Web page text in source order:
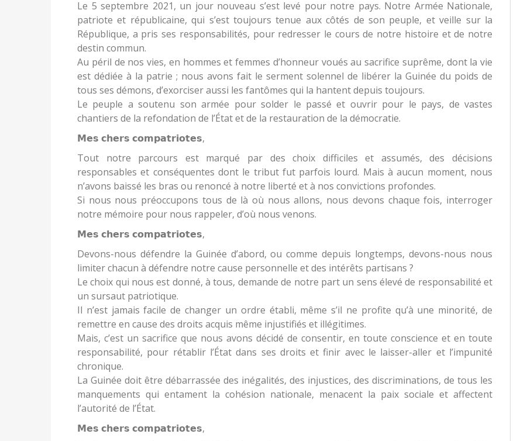
Le 5 septembre 2021, un jour nouveau s’est levé pour notre pays. Notre Armée Nationale,
patriote et républicaine, qui s’est toujours tenue aux côtés de son peuple, et veille sur la
République, a pris ses responsabilités, pour redresser le cours de notre histoire et de notre
destin commun.
Au péril de nos vies, en hommes et femmes d’honneur voués au sacrifice suprême, dont la vie
est dédiée à la patrie ; nous avons fait le serment solennel de libérer la Guinée du poids de
tous ses démons, d’exorciser aussi les fantômes qui la hantent depuis toujours.
Le peuple a soutenu son armée pour solder le passé et ouvrir pour le pays, de vastes
chantiers de la refondation de l’État et de la restauration de la démocratie.
𝗠𝗲𝘀 𝗰𝗵𝗲𝗿𝘀 𝗰𝗼𝗺𝗽𝗮𝘁𝗿𝗶𝗼𝘁𝗲𝘀,
Tout notre parcours est marqué par des choix difficiles et assumés, des décisions
responsables et conséquentes dont le tribut fut parfois lourd. Mais à aucun moment, nous
n’avons baissé les bras ou renoncé à notre liberté et à nos convictions profondes.
Si nous nous préoccupons tous de là où nous allons, nous devons chaque fois, interroger
notre mémoire pour nous rappeler, d’où nous venons.
𝗠𝗲𝘀 𝗰𝗵𝗲𝗿𝘀 𝗰𝗼𝗺𝗽𝗮𝘁𝗿𝗶𝗼𝘁𝗲𝘀,
Devons-nous défendre la Guinée d’abord, ou comme depuis longtemps, devons-nous nous
limiter chacun à défendre notre cause personnelle et des intérêts partisans ?
Le choix qui nous est donné, à tous, demande de notre part un sens élevé de responsabilité et
un sursaut patriotique.
Il n’est jamais facile de changer un ordre établi, même s’il ne profite qu’à une minorité, de
remettre en cause des droits acquis même injustifiés et illégitimes.
Mais, c’est un sacrifice que nous avons décidé de consentir, en toute conscience et en toute
responsabilité, pour rétablir l’État dans ses droits et finir avec le laisser-aller et l’impunité
chronique.
La Guinée doit être débarrassée des inégalités, des injustices, des discriminations, de tous les
manquements qui entament la cohésion nationale, menacent la paix sociale et affectent
l’autorité de l’État.
𝗠𝗲𝘀 𝗰𝗵𝗲𝗿𝘀 𝗰𝗼𝗺𝗽𝗮𝘁𝗿𝗶𝗼𝘁𝗲𝘀,